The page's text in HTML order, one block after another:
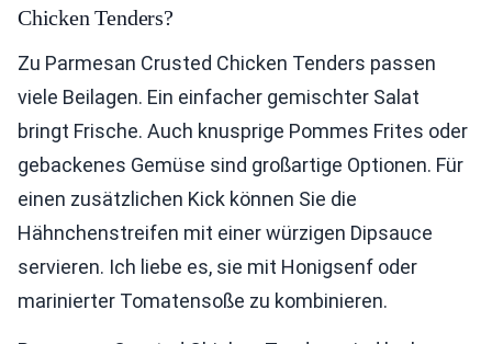
Chicken Tenders?
Zu Parmesan Crusted Chicken Tenders passen
viele Beilagen. Ein einfacher gemischter Salat
bringt Frische. Auch knusprige Pommes Frites oder
gebackenes Gemüse sind großartige Optionen. Für
einen zusätzlichen Kick können Sie die
Hähnchenstreifen mit einer würzigen Dipsauce
servieren. Ich liebe es, sie mit Honigsenf oder
marinierter Tomatensoße zu kombinieren.